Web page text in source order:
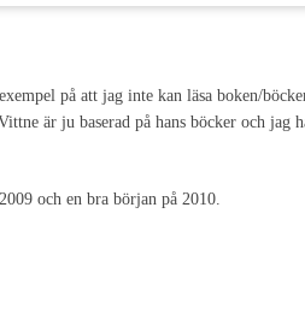
på att jag inte kan läsa boken/
är ju baserad på hans böcker och jag
och en bra början på 2010.